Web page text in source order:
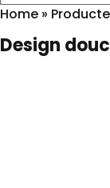
Home »
Design